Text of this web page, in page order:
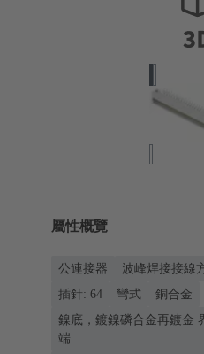
屬性概覽
公連接器 波峰焊接接線
插針: 64
彎式
銅合金
鎳底，鍍鎳磷合金再鍍金
端